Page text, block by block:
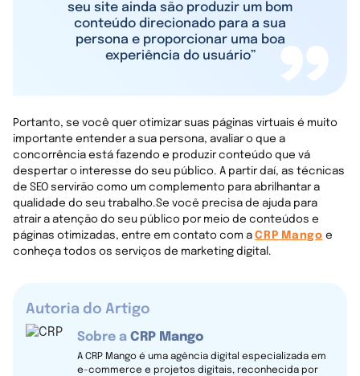
seu site ainda são produzir um bom
conteúdo direcionado para a sua
persona e proporcionar uma boa
experiência do usuário”
Portanto, se você quer otimizar suas páginas virtuais é muito
importante entender a sua persona, avaliar o que a
concorrência está fazendo e produzir conteúdo que vá
despertar o interesse do seu público. A partir daí, as técnicas
de SEO servirão como um complemento para abrilhantar a
qualidade do seu trabalho.Se você precisa de ajuda para
atrair a atenção do seu público por meio de conteúdos e
páginas otimizadas, entre em contato com a CRP Mango e
conheça todos os serviços de marketing digital.
Autoria do Artigo
Sobre a CRP Mango
A CRP Mango é uma agência digital especializada em
e-commerce e projetos digitais, reconhecida por